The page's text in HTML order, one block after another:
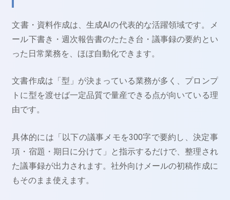
文書・資料作成は、生成AIの代表的な活躍領域です。メ
ール下書き・週次報告書のたたき台・議事録の要約とい
った日常業務を、ほぼ自動化できます。
文書作成は「型」が決まっている業務が多く、プロンプ
トに型を渡せば一定品質で量産できる点が向いている理
由です。
具体的には「以下の議事メモを300字で要約し、決定事
項・宿題・期日に分けて」と指示するだけで、整理され
た議事録が出力されます。社外向けメールの初稿作成に
もそのまま使えます。